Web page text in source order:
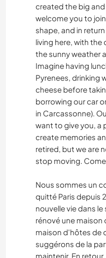
created the big
welcome you to
shape, and in
living here, with
the sunny weather
Imagine having
Pyrenees, drinking
cheese before
borrowing our car
in Carcassonne).
want to give you, a
create memories
retired, but we are
stop moving.
Nous sommes un
quitté Paris depuis
nouvelle vie dans
rénové une maison
maison d'hôtes de
suggérons de la
maintenir. En